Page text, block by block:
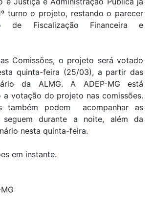
turno o projeto, restando o parecer
de Fiscalização Financeira e
Comissões, o projeto será votado
quinta-feira (25/03), a partir das
da ALMG. A ADEP-MG está
a votação do projeto nas comissões.
também podem acompanhar as
seguem durante a noite, além da
nesta quinta-feira.
em instante.